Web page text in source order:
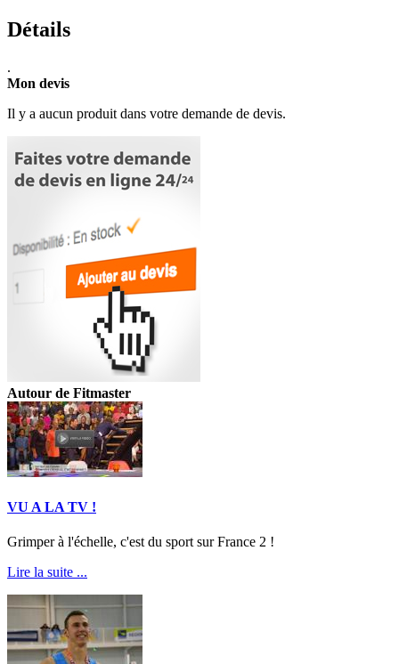
Détails
.
Mon devis
Il y a aucun produit dans votre demande de devis.
Autour de Fitmaster
VU A LA TV !
Grimper à l'échelle, c'est du sport sur France 2 !
Lire la suite ...